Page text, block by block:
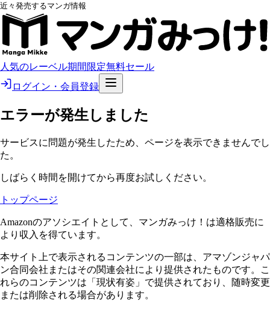
近々発売するマンガ情報
人気のレーベル期間限定無料セール
ログイン・会員登録
エラーが発生しました
サービスに問題が発生したため、ページを表示できませんでし
た。
しばらく時間を開けてから再度お試しください。
トップページ
Amazonのアソシエイトとして、マンガみっけ！は適格販売に
より収入を得ています。
本サイト上で表示されるコンテンツの一部は、アマゾンジャパ
ン合同会社またはその関連会社により提供されたものです。こ
れらのコンテンツは「現状有姿」で提供されており、随時変更
または削除される場合があります。